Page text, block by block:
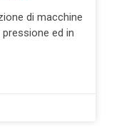
di macchine
ed in